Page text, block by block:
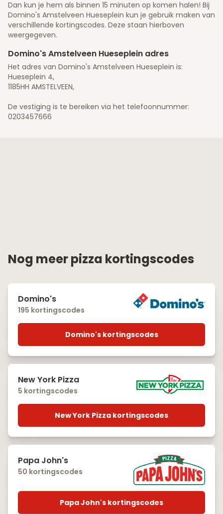
Dan kun je hem als binnen 15 minuten op komen halen! Bij
Domino's Amstelveen Hueseplein kun je gebruik maken van
verschillende kortingscodes. Deze staan hierboven
weergegeven.
Domino's Amstelveen Hueseplein adres
Het adres van Domino's Amstelveen Hueseplein is:
Hueseplein 4,
1185HH AMSTELVEEN,
De vestiging is te bereiken via het telefoonnummer:
0203457666
Nog meer pizza kortingscodes
Domino's
195 kortingscodes
Domino's kortingscodes
New York Pizza
5 kortingscodes
New York Pizza kortingscodes
Papa John's
50 kortingscodes
Papa John's kortingscodes